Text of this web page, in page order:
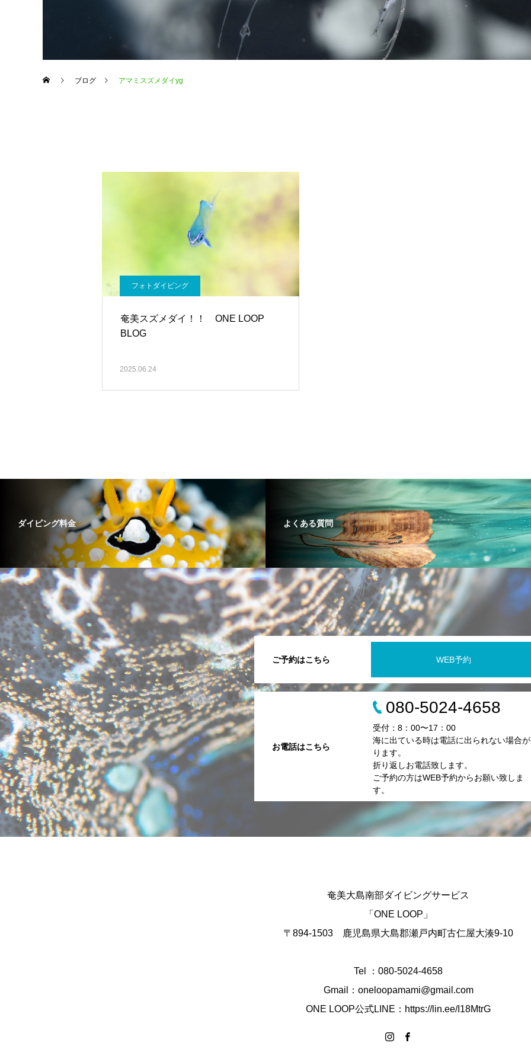
ブログ アマミスズメダイyg
フォトダイビング
奄美スズメダイ！！ ONE LOOP
BLOG
2025.06.24
ダイビング料金 よくある質問
ご予約はこちら WEB予約
お電話はこちら
080-5024-4658
受付：8：00〜17：00
海に出ている時は電話に出られない場合
ります。
折り返しお電話致します。
ご予約の方はWEB予約からお願い致しま
す。
奄美大島南部ダイビングサービス
「ONE LOOP」
〒894-1503 鹿児島県大島郡瀬戸内町古仁屋大湊9-10
Tel ：080-5024-4658
Gmail：oneloopamami@gmail.com
ONE LOOP公式LINE：https://lin.ee/I18MtrG